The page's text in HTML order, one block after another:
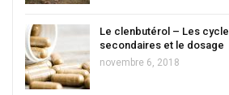
Le clenbutérol – Les
secondaires et le dosage
novembre 6, 2018